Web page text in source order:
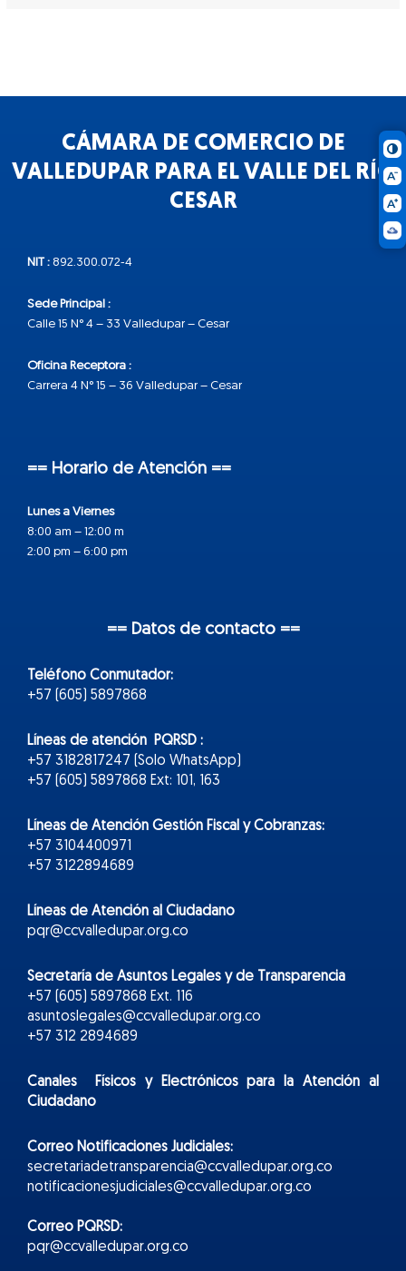
CÁMARA DE COMERCIO DE
VALLEDUPAR PARA EL VALLE DEL RÍO
CESAR
NIT : 892.300.072-4
Sede Principal :
Calle 15 N° 4 – 33 Valledupar – Cesar
Oficina Receptora :
Carrera 4 N° 15 – 36 Valledupar – Cesar
== Horario de Atención ==
Lunes a Viernes
8:00 am – 12:00 m
2:00 pm – 6:00 pm
== Datos de contacto ==
Teléfono Conmutador:
+57 (605) 5897868
Líneas de atención PQRSD :
+57 3182817247 (Solo WhatsApp)
+57 (605) 5897868 Ext: 101, 163
Líneas de Atención Gestión Fiscal y Cobranzas:
+57 3104400971
+57 3122894689
Líneas de Atención al Ciudadano
pqr@ccvalledupar.org.co
Secretaría de Asuntos Legales y de Transparencia
+57 (605) 5897868 Ext. 116
asuntoslegales@ccvalledupar.org.co
+57 312 2894689
Canales Físicos yElectrónicospara la Atención al
Ciudadano
Correo Notificaciones Judiciales:
secretariadetransparencia@ccvalledupar.org.co
notificacionesjudiciales@ccvalledupar.org.co
Correo PQRSD:
pqr@ccvalledupar.org.co